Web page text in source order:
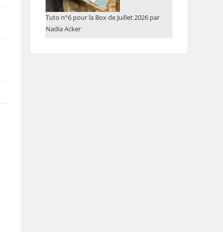
Tuto n°6 pour la Box de Juillet 2026 par
Nadia Acker